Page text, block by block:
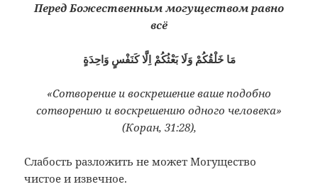
Перед Божественным могуществом равно
всё
مَا خَلْقُكُمْ وَلَا بَعْثُكُمْ اِلَّا كَنَفْسٍ وَاحِدَةٍ
«Сотворение и воскрешение ваше подобно
сотворению и воскрешению одного человека»
(Коран, 31:28),
Слабость разложить не может Могущество
чистое и извечное.